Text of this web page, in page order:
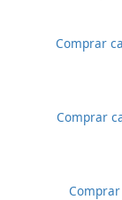
Comprar
Comprar